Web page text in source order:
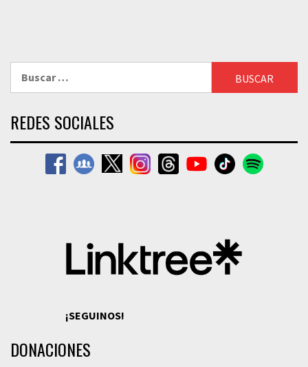
REDES SOCIALES
¡SEGUINOS!
DONACIONES